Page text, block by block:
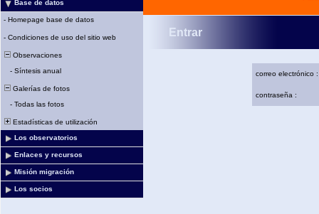
Base de datos
- Homepage base de datos
- Condiciones de uso del sitio web
Observaciones
- Síntesis anual
Galerías de fotos
- Todas las fotos
Estadísticas de utilización
Los observatorios
Enlaces y recursos
Misión migración
Los socios
Entrar
correo electrónico :
contraseña :